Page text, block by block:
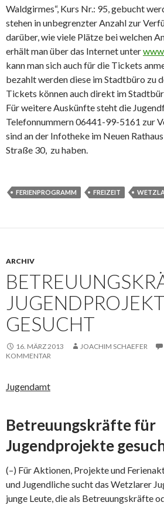
Waldgirmes“, Kurs Nr.: 95, gebucht
stehen in unbegrenzter Anzahl zur
darüber, wie viele Plätze bei welchen
erhält man über das Internet unter
kann man sich auch für die Tickets
bezahlt werden diese im Stadtbüro zu
Tickets können auch direkt im
Für weitere Auskünfte steht die
Telefonnummern 06441-99-5161 zur
sind an der Infotheke im Neuen
Straße 30, zu haben.
FERIENPROGRAMM FREIZEIT
ARCHIV
GESUCHT
16. MÄRZ 2013 JOACHIM SCHAEFER
KOMMENTAR
Jugendamt
Betreuungskräfte für
Jugendprojekte
(–) Für Aktionen, Projekte und
und Jugendliche sucht das Wetzlarer
junge Leute, die als Betreuungskräfte